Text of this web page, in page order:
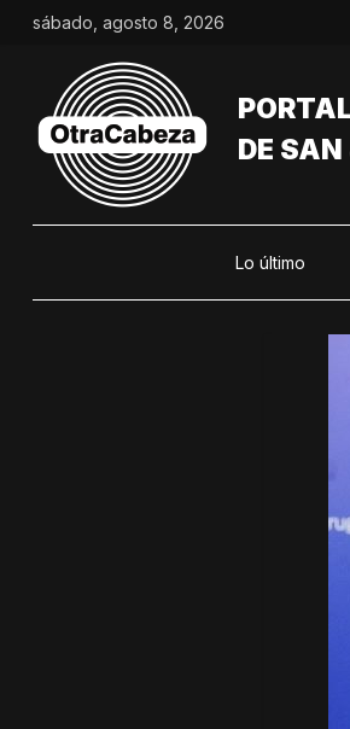
Saltar
contenido
sábado, agosto 8, 2026
DE SAN
Lo último